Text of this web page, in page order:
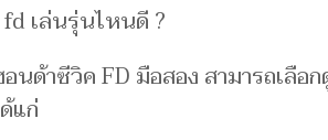
เล่นรุ่นไหนดี ?
ด้าซีวิค FD มือสอง สามารถเลือ
แก่